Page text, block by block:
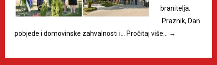
branitelja.
Praznik, Dan
pobjede i domovinske zahvalnosti i…
Pročitaj više… →